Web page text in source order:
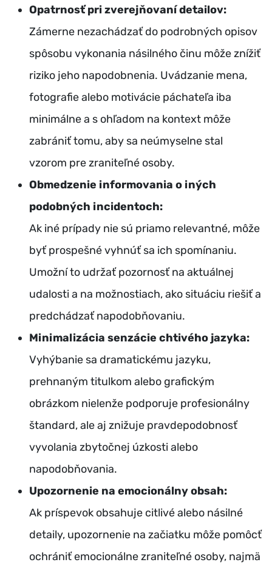
Opatrnosť pri zverejňovaní detailov:
Zámerne nezachádzať do podrobných opisov
spôsobu vykonania násilného činu môže znížiť
riziko jeho napodobnenia. Uvádzanie mena,
fotografie alebo motivácie páchateľa iba
minimálne a s ohľadom na kontext môže
zabrániť tomu, aby sa neúmyselne stal
vzorom pre zraniteľné osoby.
Obmedzenie informovania o iných
podobných incidentoch:
Ak iné prípady nie sú priamo relevantné, môže
byť prospešné vyhnúť sa ich spomínaniu.
Umožní to udržať pozornosť na aktuálnej
udalosti a na možnostiach, ako situáciu riešiť a
predchádzať napodobňovaniu.
Minimalizácia senzácie chtivého jazyka:
Vyhýbanie sa dramatickému jazyku,
prehnaným titulkom alebo grafickým
obrázkom nielenže podporuje profesionálny
štandard, ale aj znižuje pravdepodobnosť
vyvolania zbytočnej úzkosti alebo
napodobňovania.
Upozornenie na emocionálny obsah:
Ak príspevok obsahuje citlivé alebo násilné
detaily, upozornenie na začiatku môže pomôcť
ochrániť emocionálne zraniteľné osoby, najmä